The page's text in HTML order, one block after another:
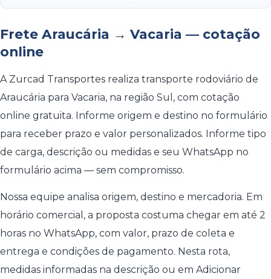
Frete Araucária → Vacaria — cotação
online
A Zurcad Transportes realiza transporte rodoviário de
Araucária para Vacaria, na região Sul, com cotação
online gratuita. Informe origem e destino no formulário
para receber prazo e valor personalizados. Informe tipo
de carga, descrição ou medidas e seu WhatsApp no
formulário acima — sem compromisso.
Nossa equipe analisa origem, destino e mercadoria. Em
horário comercial, a proposta costuma chegar em até 2
horas no WhatsApp, com valor, prazo de coleta e
entrega e condições de pagamento. Nesta rota,
medidas informadas na descrição ou em Adicionar